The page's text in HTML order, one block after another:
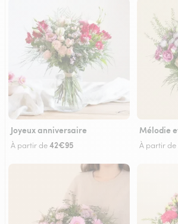
Joyeux anniversaire
À partir de42€95
Mélodie
À partir de